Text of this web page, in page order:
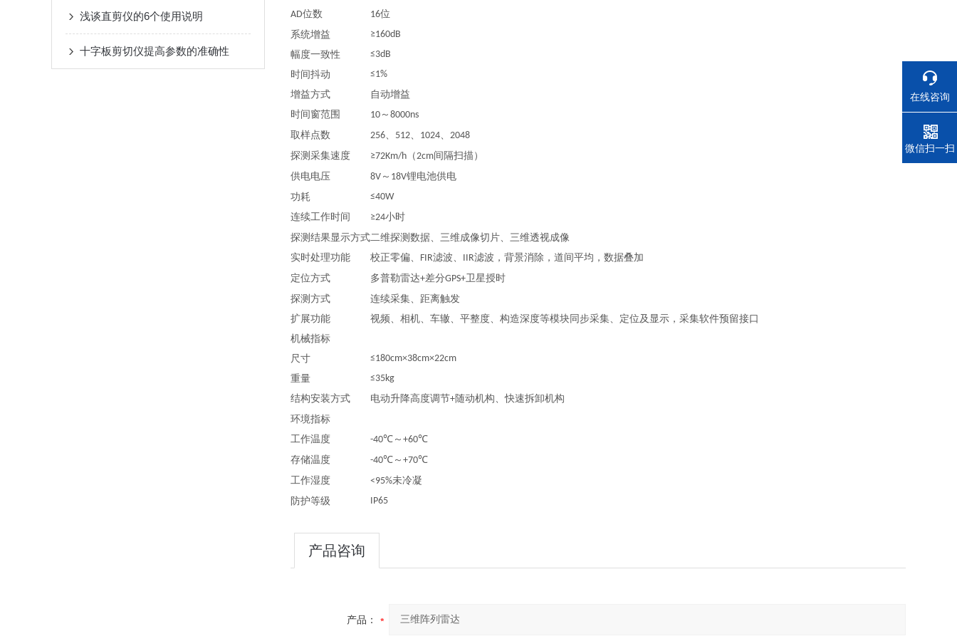
浅谈直剪仪的6个使用说明
十字板剪切仪提高参数的准确性
AD位数 16位
系统增益
≥160dB
幅度一致性
≤3dB
时间抖动
≤1%
增益方式
自动增益
时间窗范围
10 ～ 8000ns
取样点数
256、 512、 1024、 2048
探测采集速度
≥72Km/h （2cm间隔扫描）
供电电压
8V ～ 18V锂电池供电
功耗
≤40W
连续工作时间
≥24小时
探测结果显示方式二维探测数据、三维成像切片、三维透视成像
实时处理功能
校正零偏、 FIR滤波、 IIR滤波，背景消除，道间平均，数据叠加
定位方式
多普勒雷达+差分GPS+卫星授时
探测方式
连续采集、距离触发
扩展功能
视频、相机、车辙、平整度、构造深度等模块同步采集、定位及显示，采集软件预留接口
机械指标
尺寸
≤180cm×38cm×22cm
重量
≤35kg
结构安装方式
电动升降高度调节+随动机构、快速拆卸机构
环境指标
工作温度
-40℃ ～ +60℃
存储温度
-40℃ ～ +70℃
工作湿度
<95%未冷凝
防护等级
IP65
产品咨询
产品：
在线咨询
电话
微信扫一扫